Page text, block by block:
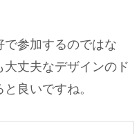
参加するのではな
大丈夫なデザインのド
良いですね。